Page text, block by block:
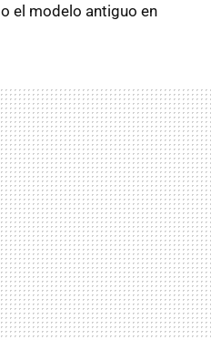
el modelo antiguo en